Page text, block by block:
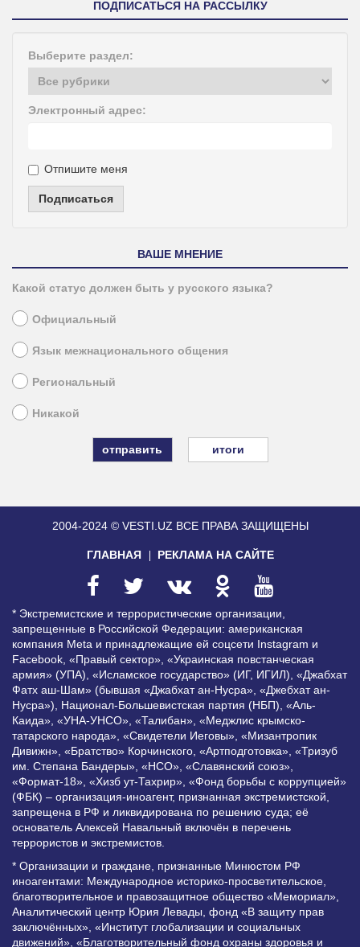
ПОДПИСАТЬСЯ НА РАССЫЛКУ
Выберите раздел:
Электронный адрес:
Отпишите меня
Подписаться
ВАШЕ МНЕНИЕ
Какой статус должен быть у русского языка?
Официальный
Язык межнационального общения
Региональный
Никакой
итоги
2004-2024 © VESTI.UZ ВСЕ ПРАВА ЗАЩИЩЕНЫ
ГЛАВНАЯ РЕКЛАМА НА САЙТЕ
* Экстремистские и террористические организации,
запрещенные в Российской Федерации: американская
компания Meta и принадлежащие ей соцсети Instagram и
Facebook, «Правый сектор», «Украинская повстанческая
армия» (УПА), «Исламское государство» (ИГ, ИГИЛ), «Джабхат
Фатх аш-Шам» (бывшая «Джабхат ан-Нусра», «Джебхат ан-
Нусра»), Национал-Большевистская партия (НБП), «Аль-
Каида», «УНА-УНСО», «Талибан», «Меджлис крымско-
татарского народа», «Свидетели Иеговы», «Мизантропик
Дивижн», «Братство» Корчинского, «Артподготовка», «Тризуб
им. Степана Бандеры», «НСО», «Славянский союз»,
«Формат-18», «Хизб ут-Тахрир», «Фонд борьбы с коррупцией»
(ФБК) – организация-иноагент, признанная экстремистской,
запрещена в РФ и ликвидирована по решению суда; её
основатель Алексей Навальный включён в перечень
террористов и экстремистов.
* Организации и граждане, признанные Минюстом РФ
иноагентами: Международное историко-просветительское,
благотворительное и правозащитное общество «Мемориал»,
Аналитический центр Юрия Левады, фонд «В защиту прав
заключённых», «Институт глобализации и социальных
движений», «Благотворительный фонд охраны здоровья и